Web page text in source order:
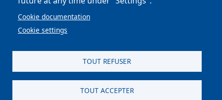
Bécédia
BED
PCI
Cookie documentation
Cookie settings
TOUT REFUSER
TOUT ACCEPTER
Astraga